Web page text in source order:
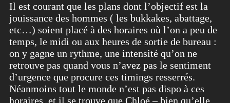
Il est courant que les plans dont l’objectif est la
jouissance des hommes ( les bukkakes, abattage,
etc…) soient placé à des horaires où l’on a peu de
temps, le midi ou aux heures de sortie de bureau :
on y gagne un rythme, une intensité qu’on ne
retrouve pas quand vous n’avez pas le sentiment
d’urgence que procure ces timings resserrés.
Néanmoins tout le monde n’est pas dispo à ces
horaires, et il se trouve que Chloé – bien qu’elle